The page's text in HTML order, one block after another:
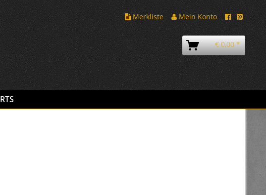
Merkliste
Mein Konto
€ 0,00 *